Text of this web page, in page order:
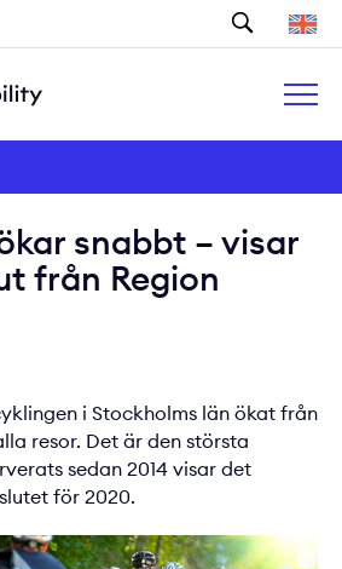
Sök
snabbt – visar
från Region
i Stockholms län ökat från
resor. Det är den största
sedan 2014 visar det
för 2020.